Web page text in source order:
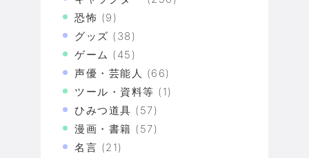
恐怖 (9)
グッズ (38)
ゲーム (45)
声優・芸能人 (66)
ツール・資料等 (1)
ひみつ道具 (57)
漫画・書籍 (57)
名言 (21)